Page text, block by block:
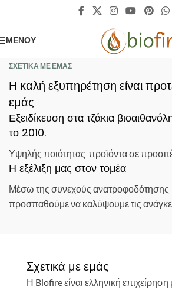
ΜΕΝΟΎ
ΣΧΕΤΙΚΑ ΜΕ ΕΜΑΣ
Η καλή εξυπηρέτηση είναι
εμάς
Εξειδίκευση στα τζάκια
το 2010.
Υψηλής ποιότητας προϊόντα σε
Η εξέλιξη μας στον τομέα
Μέσω της συνεχούς ανατροφοδότησης
προσπαθούμε να καλύψουμε τις
Σχετικά με εμάς
Η Biofire είναι ελληνική επιχείρηση